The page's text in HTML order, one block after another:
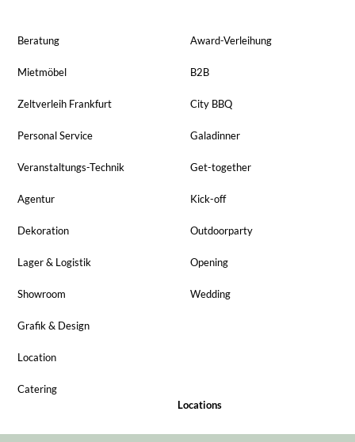
Beratung
Mietmöbel
Zeltverleih Frankfurt
Personal Service
Veranstaltungs-Technik
Agentur
Dekoration
Lager & Logistik
Showroom
Grafik & Design
Location
Catering
Award-Verleihung
B2B
City BBQ
Galadinner
Get-together
Kick-off
Outdoorparty
Opening
Wedding
Locations